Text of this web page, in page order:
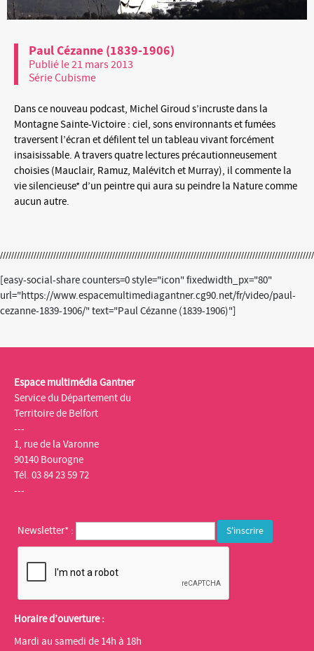
Paul Cézanne (1839-1906)
Publié le 21 mars 2013
Série Cubisme
Dans ce nouveau podcast, Michel Giroud s’incruste dans la
Montagne Sainte-Victoire : ciel, sons environnants et fumées
traversent l’écran et défilent tel un tableau vivant forcément
insaisissable. A travers quatre lectures précautionneusement
choisies (Mauclair, Ramuz, Malévitch et Murray), il commente la
vie silencieuse* d’un peintre qui aura su peindre la Nature comme
aucun autre.
[easy-social-share counters=0 style="icon" fixedwidth_px="80"
url="https://www.espacemultimediagantner.cg90.net/fr/video/paul-
cezanne-1839-1906/" text="Paul Cézanne (1839-1906)"]
Espace multimédia Gantner
Service du Département du
Territoire de Belfort
---
1, rue de la Varonne
90140 Bourogne
Tél. 03 84 23 59 72
---
Newsletter* :
Horaire d’ouverture :
Mardi au samedi de 14h à 18h